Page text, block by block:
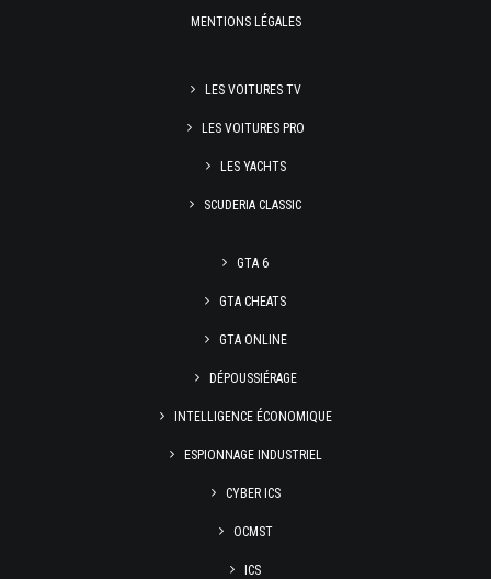
MENTIONS LÉGALES
LES VOITURES TV
LES VOITURES PRO
LES YACHTS
SCUDERIA CLASSIC
GTA 6
GTA CHEATS
GTA ONLINE
DÉPOUSSIÉRAGE
INTELLIGENCE ÉCONOMIQUE
ESPIONNAGE INDUSTRIEL
CYBER ICS
OCMST
ICS